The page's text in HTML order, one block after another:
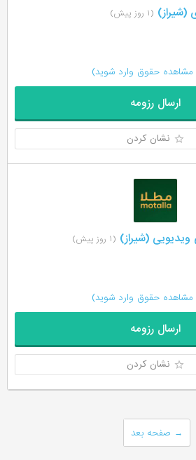
(۱ روز پیش)
مشاهده حقوق وارد شوید)
ارسال رزومه
نشان کردن
(شیراز) (۱ روز پیش)
مشاهده حقوق وارد شوید)
ارسال رزومه
نشان کردن
صفحه بعد →